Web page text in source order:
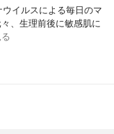
イルスによる毎日のマ
、生理前後に敏感肌に